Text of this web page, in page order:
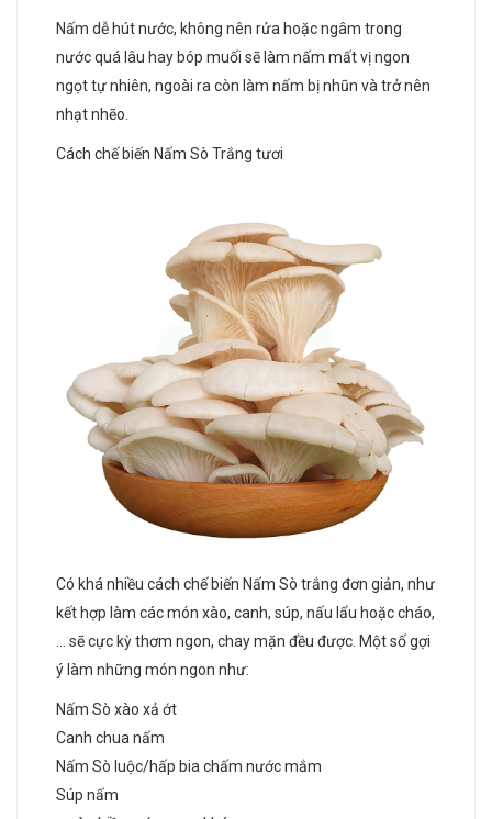
Nấm dễ hút nước, không nên rửa hoặc ngâm trong
nước quá lâu hay bóp muối sẽ làm nấm mất vị ngon
ngọt tự nhiên, ngoài ra còn làm nấm bị nhũn và trở nên
nhạt nhẽo.
Cách chế biến Nấm Sò Trắng tươi
Có khá nhiều cách chế biến Nấm Sò trắng đơn giản, như
kết hợp làm các món xào, canh, súp, nấu lẩu hoặc cháo,
… sẽ cực kỳ thơm ngon, chay mặn đều được. Một số gợi
ý làm những món ngon như:
Nấm Sò xào xả ớt
Canh chua nấm
Nấm Sò luộc/hấp bia chấm nước mắm
Súp nấm